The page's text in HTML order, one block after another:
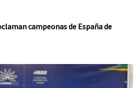
campeonas de España de